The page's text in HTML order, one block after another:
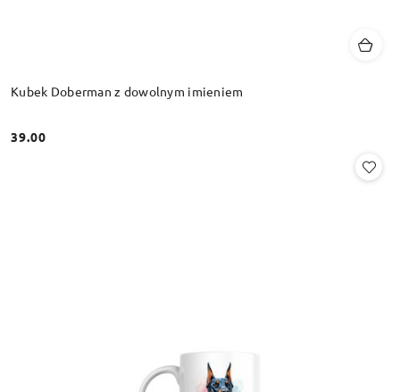
Kubek Doberman z dowolnym imieniem
Cena:
39.00